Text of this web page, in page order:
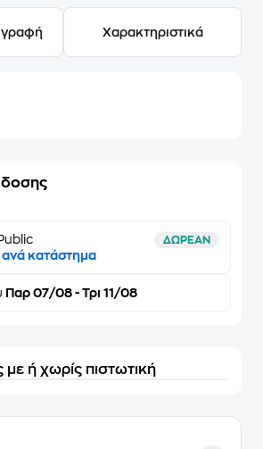
Χαρακτηριστικά
ΔΩΡΕΑΝ
ανά κατάστημα
Παρ 07/08 - Τρι 11/08
με ή χωρίς πιστωτική